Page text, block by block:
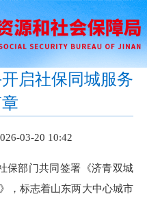
启社保同城服务
03-20 10:42
保部门共同签署《济青双城
，标志着山东两大中心城市